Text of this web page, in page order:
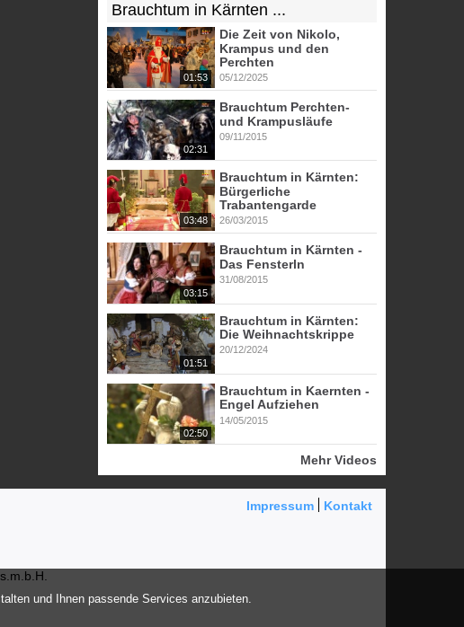
und Ihnen passende Services anzubieten.
Brauchtum in Kärnten ...
01:53
Die Zeit von Nikolo,
Krampus und den
Perchten
05/12/2025
02:31
Brauchtum Perchten-
und Krampusläufe
09/11/2015
03:48
Brauchtum in Kärnten:
Bürgerliche
Trabantengarde
26/03/2015
03:15
Brauchtum in Kärnten -
Das Fensterln
31/08/2015
01:51
Brauchtum in Kärnten:
Die Weihnachtskrippe
20/12/2024
02:50
Brauchtum in Kaernten -
Engel Aufziehen
14/05/2015
Mehr Videos
Impressum
Kontakt